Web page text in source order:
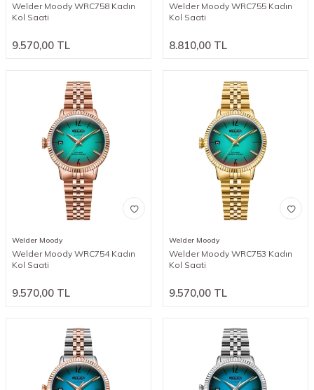
Welder Moody WRC758 Kadın
Kol Saati
9.570,00 TL
Welder Moody WRC755 Kadın
Kol Saati
8.810,00 TL
Welder Moody
Welder Moody WRC754 Kadın
Kol Saati
9.570,00 TL
Welder Moody
Welder Moody WRC753 Kadın
Kol Saati
9.570,00 TL